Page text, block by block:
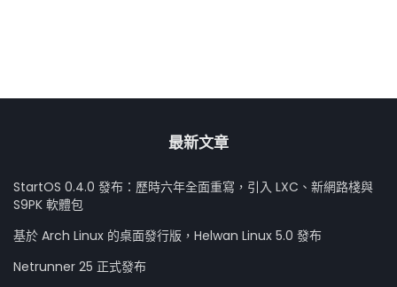
最新文章
StartOS 0.4.0 發布：歷時六年全面重寫，引入 LXC、新網路棧與
S9PK 軟體包
基於 Arch Linux 的桌面發行版，Helwan Linux 5.0 發布
Netrunner 25 正式發布